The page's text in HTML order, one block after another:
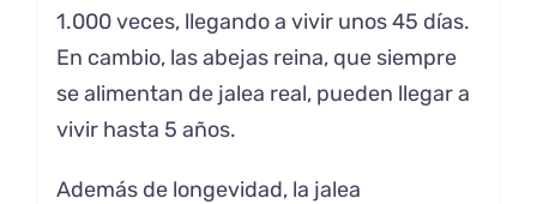
1.000 veces, llegando a vivir unos 45 días.
En cambio, las abejas reina, que siempre
se alimentan de jalea real, pueden llegar a
vivir hasta 5 años.
Además de longevidad, la jalea